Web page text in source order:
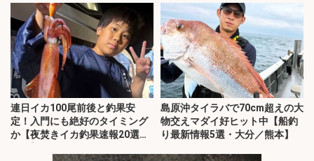
連日イカ100尾前後と釣果安
定！入門にも絶好のタイミング
か【夜焚きイカ釣果速報20選・
島原沖タイラバで70cm超えの大
物交えマダイ好ヒット中【船釣
り最新情報5選・大分／熊本】